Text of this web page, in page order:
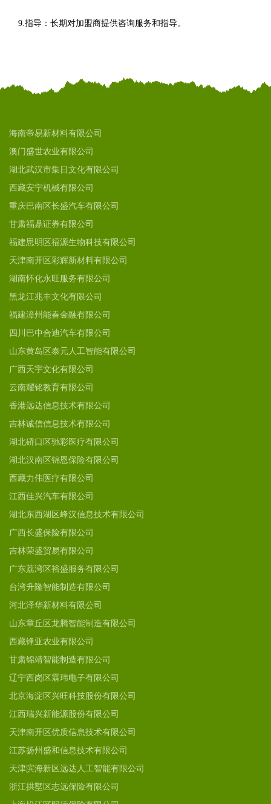
9.指导：长期对加盟商提供咨询服务和指导。
海南帝易新材料有限公司
澳门盛世农业有限公司
湖北武汉市集日文化有限公司
西藏安宁机械有限公司
重庆巴南区长盛汽车有限公司
甘肃福鼎证券有限公司
福建思明区福源生物科技有限公司
天津南开区彩辉新材料有限公司
湖南怀化永旺服务有限公司
黑龙江兆丰文化有限公司
福建漳州能春金融有限公司
四川巴中合迪汽车有限公司
山东黄岛区泰元人工智能有限公司
广西天宇文化有限公司
云南耀铭教育有限公司
香港远达信息技术有限公司
吉林诚信信息技术有限公司
湖北硚口区驰彩医疗有限公司
湖北汉南区锦恩保险有限公司
西藏力伟医疗有限公司
江西佳兴汽车有限公司
湖北东西湖区峰汉信息技术有限公司
广西长盛保险有限公司
吉林荣盛贸易有限公司
广东荔湾区裕盛服务有限公司
台湾升隆智能制造有限公司
河北泽华新材料有限公司
山东章丘区龙腾智能制造有限公司
西藏锋亚农业有限公司
甘肃锦靖智能制造有限公司
辽宁西岗区霖玮电子有限公司
北京海淀区兴旺科技股份有限公司
江西瑞兴新能源股份有限公司
天津南开区优质信息技术有限公司
江苏扬州盛和信息技术有限公司
天津滨海新区远达人工智能有限公司
浙江拱墅区志远保险有限公司